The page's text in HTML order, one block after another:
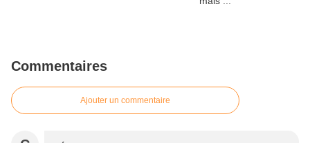
Commentaires
Ajouter un commentaire